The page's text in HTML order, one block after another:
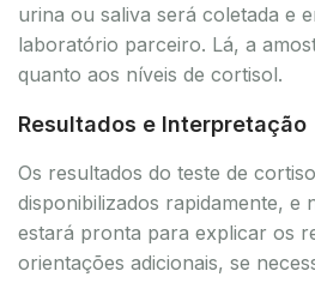
urina ou saliva será coletada e
laboratório parceiro. Lá, a
quanto aos níveis de cortisol.
Resultados e Interpretação
Os resultados do teste de
disponibilizados rapidamente, e
estará pronta para explicar os
orientações adicionais, se